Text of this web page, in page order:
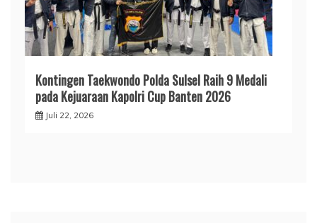
Kontingen Taekwondo Polda Sulsel Raih 9 Medali
pada Kejuaraan Kapolri Cup Banten 2026
Juli 22, 2026